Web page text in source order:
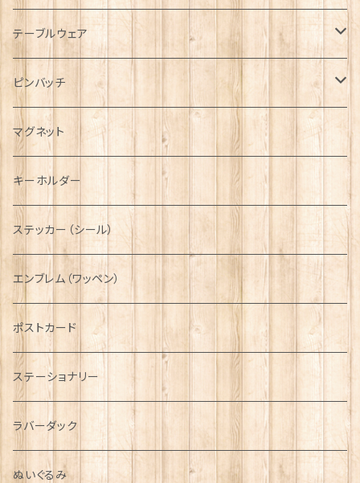
キャップ
ハンチング帽
キャスケット
ディアストーカー
ニット帽
Tシャツ
マフラー
タータン【Bronte by Moon】
タータン【Glencroft】
ボタンラップマフラー【Aran Traditions】
サッシュ
スカーフ
ファッションマスク
ブローチ
ペンダント
チャーム
その他のアクセサリー
インテリア置物
ラブスプーン
ラブスプーン【SION LLEWELLYN】
ラブスプーン【PAUL CURTIS】
ファブリック
テーブルウェア
ティータオル
ペーパーナプキン
ティーコジー
その他テーブルウェア
ピンバッチ
ジェネラルデザイン
乗り物
動物＆植物
国旗＆紋章
音楽＆楽器
運動＆人物
シンボル
ミリタリー
NAVY
AIRFORCE
ARMY
ピューター
マグネット
キーホルダー
ステッカー（シール）
エンブレム（ワッペン）
ポストカード
ステーショナリー
ラバーダック
ぬいぐるみ